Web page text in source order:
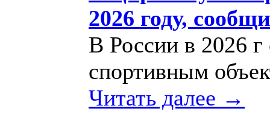
2026 году,
В России в 2026 г
спортивным
Читать далее →